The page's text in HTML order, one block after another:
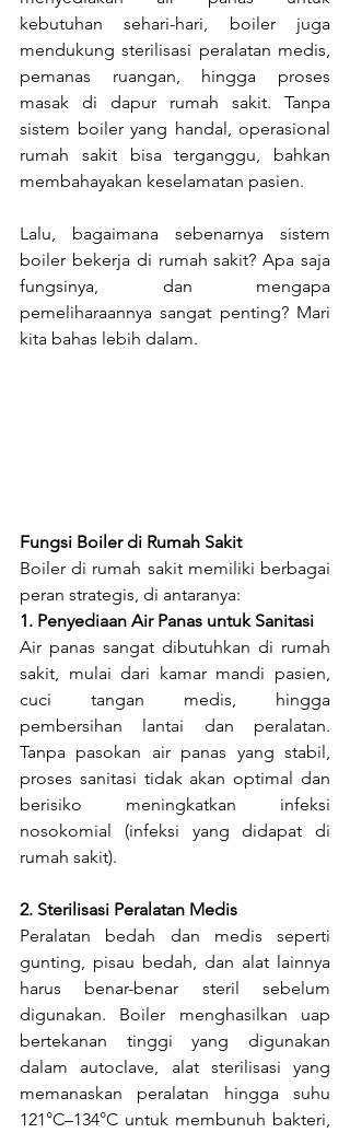
kebutuhan sehari-hari, boiler juga
mendukung sterilisasi peralatan medis,
pemanas ruangan, hingga proses
masak di dapur rumah sakit. Tanpa
sistem boiler yang handal, operasional
rumah sakit bisa terganggu, bahkan
membahayakan keselamatan pasien.
Lalu, bagaimana sebenarnya sistem
boiler bekerja di rumah sakit? Apa saja
fungsinya, dan mengapa
pemeliharaannya sangat penting? Mari
kita bahas lebih dalam.
Fungsi Boiler di Rumah Sakit
Boiler di rumah sakit memiliki berbagai
peran strategis, di antaranya:
1. Penyediaan Air Panas untuk Sanitasi
Air panas sangat dibutuhkan di rumah
sakit, mulai dari kamar mandi pasien,
cuci tangan medis, hingga
pembersihan lantai dan peralatan.
Tanpa pasokan air panas yang stabil,
proses sanitasi tidak akan optimal dan
berisiko meningkatkan infeksi
nosokomial (infeksi yang didapat di
rumah sakit).
2. Sterilisasi Peralatan Medis
Peralatan bedah dan medis seperti
gunting, pisau bedah, dan alat lainnya
harus benar-benar steril sebelum
digunakan. Boiler menghasilkan uap
bertekanan tinggi yang digunakan
dalam autoclave, alat sterilisasi yang
memanaskan peralatan hingga suhu
121°C–134°C untuk membunuh bakteri,